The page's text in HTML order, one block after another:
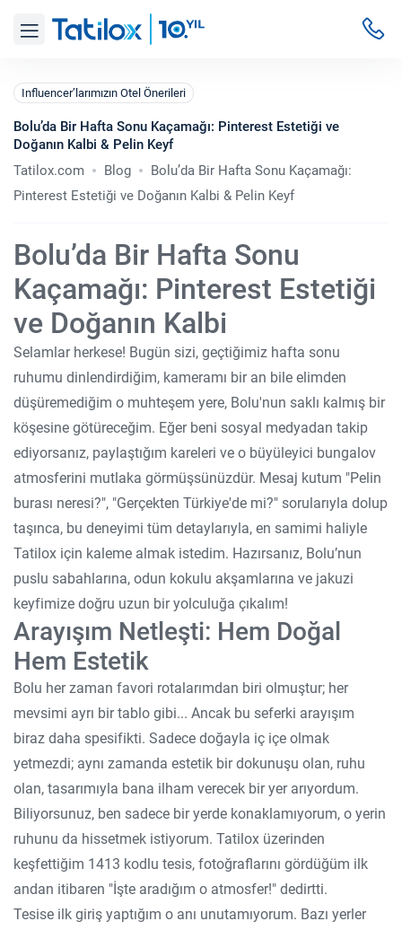
Influencer’larımızın Otel Önerileri
Bolu’da Bir Hafta Sonu Kaçamağı: Pinterest Estetiği ve
Doğanın Kalbi & Pelin Keyf
Tatilox.com
Blog
Bolu’da Bir Hafta Sonu Kaçamağı:
Pinterest Estetiği ve Doğanın Kalbi & Pelin Keyf
Bolu’da Bir Hafta Sonu
Kaçamağı: Pinterest Estetiği
ve Doğanın Kalbi
Selamlar herkese! Bugün sizi, geçtiğimiz hafta sonu
ruhumu dinlendirdiğim, kameramı bir an bile elimden
düşüremediğim o muhteşem yere, Bolu'nun saklı kalmış bir
köşesine götüreceğim. Eğer beni sosyal medyadan takip
ediyorsanız, paylaştığım kareleri ve o büyüleyici bungalov
atmosferini mutlaka görmüşsünüzdür. Mesaj kutum "Pelin
burası neresi?", "Gerçekten Türkiye'de mi?" sorularıyla dolup
taşınca, bu deneyimi tüm detaylarıyla, en samimi haliyle
Tatilox için kaleme almak istedim. Hazırsanız, Bolu’nun
puslu sabahlarına, odun kokulu akşamlarına ve jakuzi
keyfimize doğru uzun bir yolculuğa çıkalım!
Arayışım Netleşti: Hem Doğal
Hem Estetik
Bolu her zaman favori rotalarımdan biri olmuştur; her
mevsimi ayrı bir tablo gibi... Ancak bu seferki arayışım
biraz daha spesifikti. Sadece doğayla iç içe olmak
yetmezdi; aynı zamanda estetik bir dokunuşu olan, ruhu
olan, tasarımıyla bana ilham verecek bir yer arıyordum.
Biliyorsunuz, ben sadece bir yerde konaklamıyorum, o yerin
ruhunu da hissetmek istiyorum. Tatilox üzerinden
keşfettiğim 1413 kodlu tesis, fotoğraflarını gördüğüm ilk
andan itibaren "İşte aradığım o atmosfer!" dedirtti.
Tesise ilk giriş yaptığım o anı unutamıyorum. Bazı yerler